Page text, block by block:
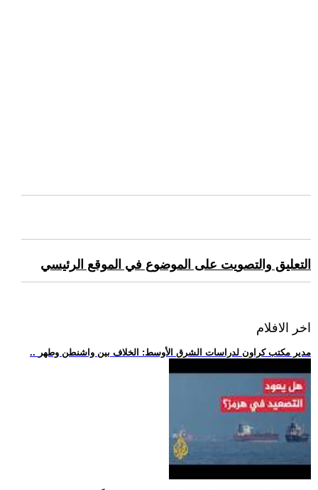
التعليق والتصويت على الموضوع في الموقع الرئيسي
اخر الافلام
.. مدير مكتب كراون لدراسات الشرق الأوسط: الخلاف بين واشنطن وطهر